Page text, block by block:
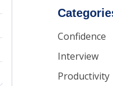
Confidence
Interview
Productivity